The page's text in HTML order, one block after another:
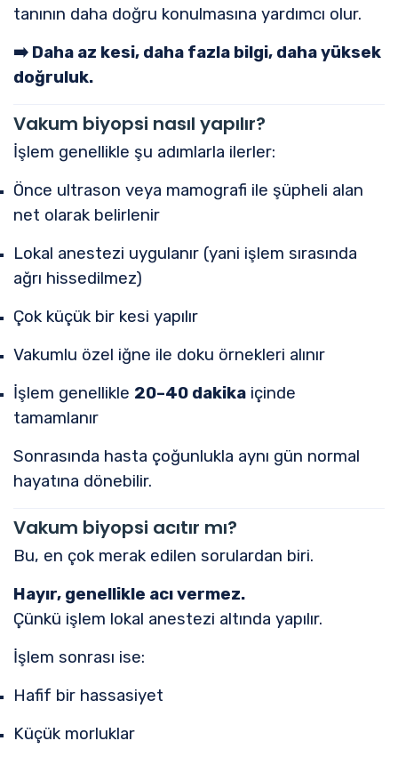
tanının daha doğru konulmasına yardımcı olur.
➡️ Daha az kesi, daha fazla bilgi, daha yüksek
doğruluk.
Vakum biyopsi nasıl yapılır?
İşlem genellikle şu adımlarla ilerler:
Önce ultrason veya mamografi ile şüpheli alan
net olarak belirlenir
Lokal anestezi uygulanır (yani işlem sırasında
ağrı hissedilmez)
Çok küçük bir kesi yapılır
Vakumlu özel iğne ile doku örnekleri alınır
İşlem genellikle 20–40 dakika içinde
tamamlanır
Sonrasında hasta çoğunlukla aynı gün normal
hayatına dönebilir.
Vakum biyopsi acıtır mı?
Bu, en çok merak edilen sorulardan biri.
Hayır, genellikle acı vermez.
Çünkü işlem lokal anestezi altında yapılır.
İşlem sonrası ise:
Hafif bir hassasiyet
Küçük morluklar